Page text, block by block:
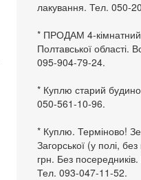
лакування. Тел. 050-
* ПРОДАМ 4-
Полтавської області.
095-904-79-24.
* Куплю старий
050-561-10-96.
* Куплю. Терміново!
Загорської (у полі,
грн. Без
Тел. 093-047-11-52.